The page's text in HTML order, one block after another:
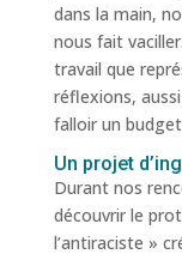
dans la main,
nous fait
travail que
réflexions,
falloir un
Un projet
Durant nos
découvrir le
l’antiraciste »